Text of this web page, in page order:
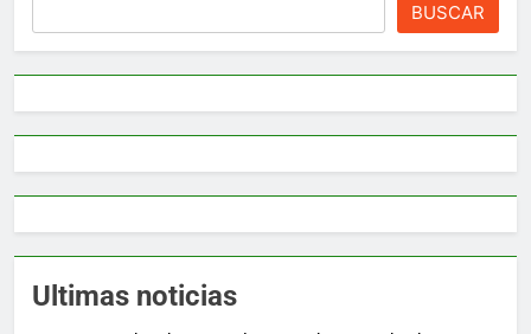
BUSCAR
Ultimas noticias